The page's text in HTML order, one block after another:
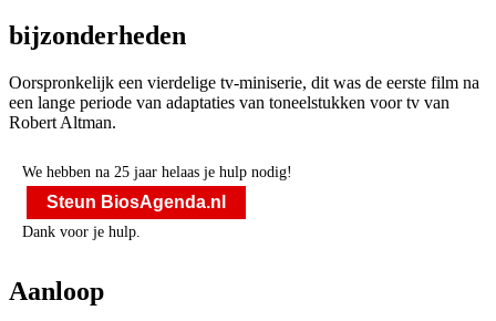
bijzonderheden
Oorspronkelijk een vierdelige tv-miniserie, dit was de eerste film na
een lange periode van adaptaties van toneelstukken voor tv van
Robert Altman.
We hebben na 25 jaar helaas je hulp nodig!
Steun BiosAgenda.nl
Dank voor je hulp.
Aanloop